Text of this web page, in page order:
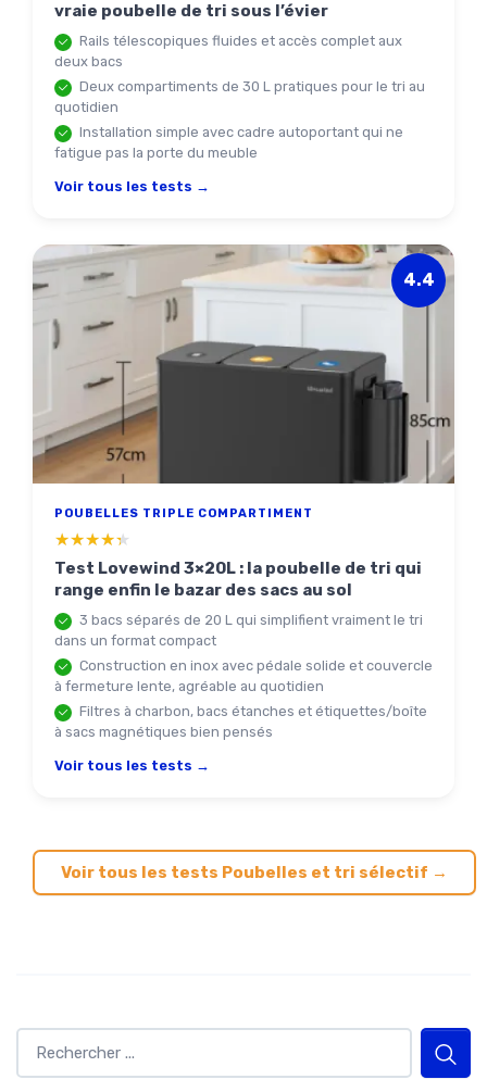
vraie poubelle de tri sous l’évier
Rails télescopiques fluides et accès complet aux
deux bacs
Deux compartiments de 30 L pratiques pour le tri au
quotidien
Installation simple avec cadre autoportant qui ne
fatigue pas la porte du meuble
Voir tous les tests →
4.4
POUBELLES TRIPLE COMPARTIMENT
★★★★★
★★★★★
Test Lovewind 3×20L : la poubelle de tri qui
range enfin le bazar des sacs au sol
3 bacs séparés de 20 L qui simplifient vraiment le tri
dans un format compact
Construction en inox avec pédale solide et couvercle
à fermeture lente, agréable au quotidien
Filtres à charbon, bacs étanches et étiquettes/boîte
à sacs magnétiques bien pensés
Voir tous les tests →
Voir tous les tests Poubelles et tri sélectif →